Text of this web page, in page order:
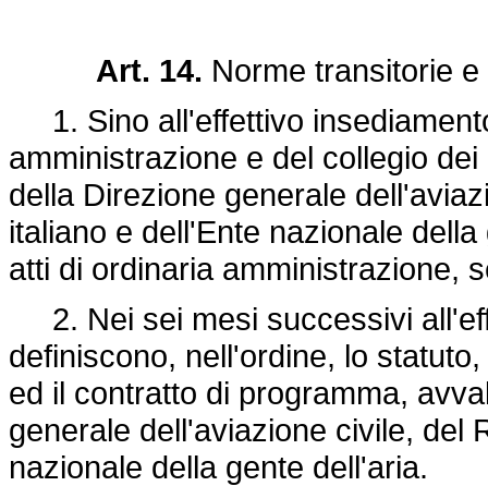
Art. 14. Norme transitorie e
1. Sino all'effettivo
amministrazione e del collegio
della Direzione generale
italiano e dell'Ente nazionale
atti di ordinaria amministrazione,
2. Nei sei mesi successivi
definiscono, nell'ordine, lo
ed il contratto di programma,
generale dell'aviazione civile, del
nazionale della gente dell'aria.